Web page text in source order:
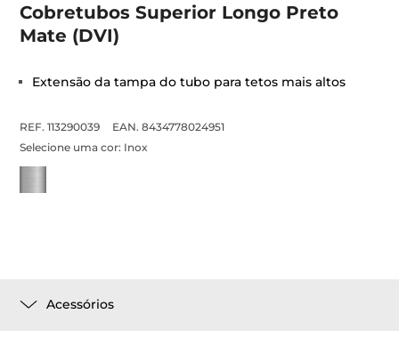
Cobretubos Superior Longo Preto
Mate (DVI)
Extensão da tampa do tubo para tetos mais altos
REF. 113290039
EAN. 8434778024951
Selecione uma cor: Inox
Acessórios